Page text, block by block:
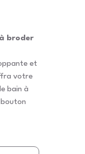
broder
et
votre
bain à